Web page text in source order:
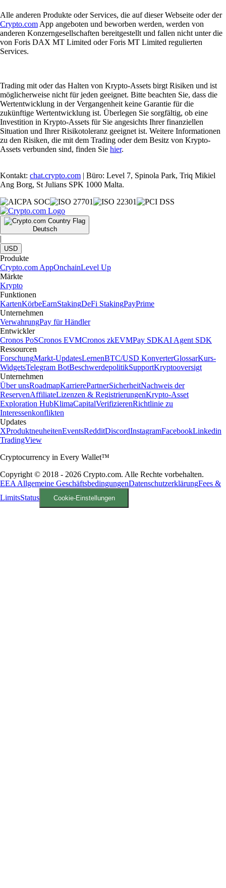
Alle anderen Produkte oder Services, die auf dieser Webseite oder der
Crypto.com App angeboten und beworben werden, werden von
anderen Konzerngesellschaften bereitgestellt und fallen nicht unter die
von Foris DAX MT Limited oder Foris MT Limited regulierten
Services.
Trading mit oder das Halten von Krypto-Assets birgt Risiken und ist
möglicherweise nicht für jeden geeignet. Bitte beachten Sie, dass die
Wertentwicklung in der Vergangenheit keine Garantie für die
zukünftige Wertentwicklung ist. Überlegen Sie sorgfältig, ob eine
Investition in Krypto-Assets für Sie angesichts Ihrer finanziellen
Situation und Ihrer Risikotoleranz geeignet ist. Weitere Informationen
zu den Risiken, die mit dem Trading oder dem Besitz von Krypto-
Assets verbunden sind, finden Sie hier.
Kontakt: chat.crypto.com | Büro: Level 7, Spinola Park, Triq Mikiel
Ang Borg, St Julians SPK 1000 Malta.
Deutsch
|
USD
Produkte
Crypto.com AppOnchainLevel Up
Märkte
Krypto
Funktionen
KartenKörbeEarnStakingDeFi StakingPayPrime
Unternehmen
VerwahrungPay für Händler
Entwickler
Cronos PoSCronos EVMCronos zkEVMPay SDKAI Agent SDK
Ressourcen
ForschungMarkt-UpdatesLernenBTC/USD KonverterGlossarKurs-
WidgetsTelegram BotBeschwerdepolitikSupportKryptooversigt
Unternehmen
Über unsRoadmapKarrierePartnerSicherheitNachweis der
ReservenAffiliateLizenzen & RegistrierungenKrypto-Asset
Exploration HubKlimaCapitalVerifizierenRichtlinie zu
Interessenkonflikten
Updates
XProduktneuheitenEventsRedditDiscordInstagramFacebookLinkedin
TradingView
Cryptocurrency in Every Wallet™
Copyright © 2018 - 2026 Crypto.com. Alle Rechte vorbehalten.
EEA Allgemeine GeschäftsbedingungenDatenschutzerklärungFees &
LimitsStatus Cookie-Einstellungen